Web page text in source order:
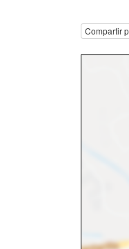
Compartir